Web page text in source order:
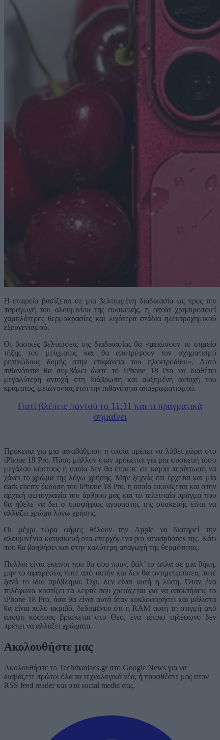
Η εταιρεία βασίζεται σε μια βελτιωμένη διαδικασία ως προς την
παραγωγή του αλουμινίου της συσκευής, η οποία χρησιμοποιεί
χαμηλότερες θερμοκρασίες και λιγότερα στάδια ηλεκτροχημικού
εξευγενισμού.
Οι βασικές βελτιώσεις της διαδικασίας θα «μειώσουν το σημείο
τήξης του μείγματος και θα αποτρέψουν τον σχηματισμό
ρητινώδους δομής στην επιφάνεια του ηλεκτροδίου». Αυτό
πιθανότατα θα συμβάλει ώστε το iPhone 18 Pro να διαθέτει
μεγαλύτερη αντοχή στη διάβρωση και αυξημένη αντοχή του
κράματος, μειώνοντας έτσι την πιθανότητα αποχρωματισμού.
Γιατί βλέπεις παντού το 11:11 και τι πραγματικά
σημαίνει
Πρόκειτα για μια ιαναβάθμιση η οποία πρέπει να λάβει χώρα στο
iPhone 18 Pro, Πόσο μάλλον όταν πρόκειται για μια συσκευή τόσο
μεγάλου κόστους η οποία δεν θα έπρεπε σε καμία περίπτωση να
χάνει το χρώμα της λόγω χρήσης. Μην ξεχνάς ότι έρχεται και μία
dark cherry έκδοση του iPhone 18 Pro, η οποία εικονίζεται και στην
αρχική φωτογραφία του άρθρου μας και το τελευταίο πράγμα που
θα ήθελε να δει ο υποψήφιος αγοραστής της συσκευής είναι να
αλλάζει χρώμα λόγω χρήσης.
Οι μέχρι τώρα φήμες θέλουν την Apple να διατηρεί την
αλουμινένια κατασκευή στα επερχόμενα pro smartphones της. Κάτι
που θα βοηθήσει και στην καλύτερη απαγωγή της θερμότητας.
Πολλοί είναι εκείνοι που θα σου πουν, βάλ’ το απλά σε μια θήκη,
μην το αφαιρέσεις ποτέ από αυτήν και δεν θα αντιμετωπίσεις ποτέ
ξανά το ίδιο πρόβλημα. Όχι, δεν είναι αυτή η λύση. Όταν ένα
τηλέφωνο κοστίζει τα λεφτά που χρειάζεται για να αποκτήσεις το
iPhone 18 Pro, όσα θα είναι αυτά όταν κυκλοφορήσει και μάλιστα
θα είναι πολύ ακριβό, δεδομένου ότι η RAM αυτή τη στιγμή από
άποψη κόστους βρίσκεται στο Θεό, ένα τέτοιο τηλέφωνο δεν
πρέπει να αλλάζει χρώματα.
Ακολουθήστε μας
Ακολουθήστε το Techmaniacs.gr στο Google News για να
διαβάζετε πρώτοι όλα τα τεχνολογικά νέα, ή προσθέστε μας στον
RSS feed reader και στα social media σας.